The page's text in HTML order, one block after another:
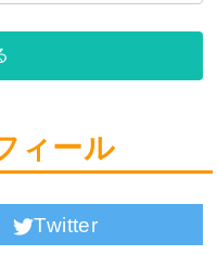
ィール
Twitter